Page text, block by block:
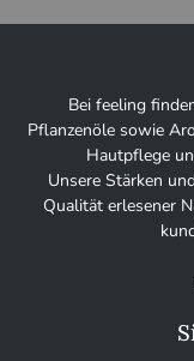
Bei feeling
Pflanzenöle sowie
Hautpflege
Unsere Stärken
Qualität erlesener